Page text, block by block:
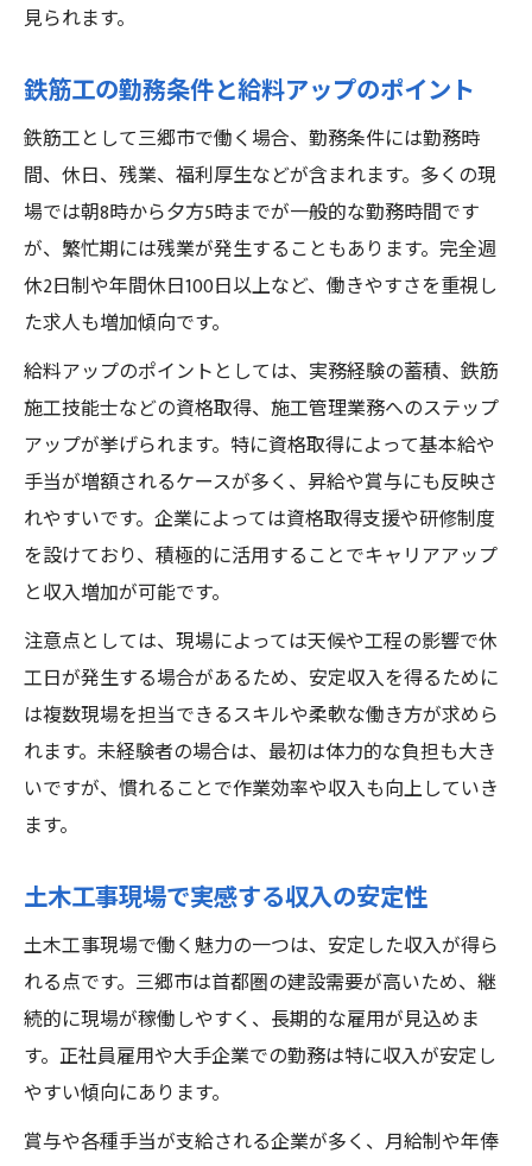
見られます。
鉄筋工の勤務条件と給料アップのポイント
鉄筋工として三郷市で働く場合、勤務条件には勤務時
間、休日、残業、福利厚生などが含まれます。多くの現
場では朝8時から夕方5時までが一般的な勤務時間です
が、繁忙期には残業が発生することもあります。完全週
休2日制や年間休日100日以上など、働きやすさを重視し
た求人も増加傾向です。
給料アップのポイントとしては、実務経験の蓄積、鉄筋
施工技能士などの資格取得、施工管理業務へのステップ
アップが挙げられます。特に資格取得によって基本給や
手当が増額されるケースが多く、昇給や賞与にも反映さ
れやすいです。企業によっては資格取得支援や研修制度
を設けており、積極的に活用することでキャリアアップ
と収入増加が可能です。
注意点としては、現場によっては天候や工程の影響で休
工日が発生する場合があるため、安定収入を得るために
は複数現場を担当できるスキルや柔軟な働き方が求めら
れます。未経験者の場合は、最初は体力的な負担も大き
いですが、慣れることで作業効率や収入も向上していき
ます。
土木工事現場で実感する収入の安定性
土木工事現場で働く魅力の一つは、安定した収入が得ら
れる点です。三郷市は首都圏の建設需要が高いため、継
続的に現場が稼働しやすく、長期的な雇用が見込めま
す。正社員雇用や大手企業での勤務は特に収入が安定し
やすい傾向にあります。
賞与や各種手当が支給される企業が多く、月給制や年俸